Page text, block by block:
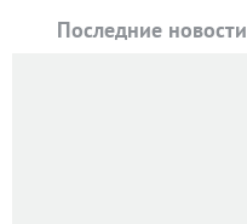
Последние новости